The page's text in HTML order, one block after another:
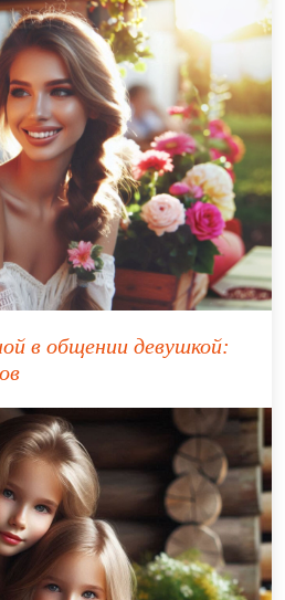
в общении девушкой: